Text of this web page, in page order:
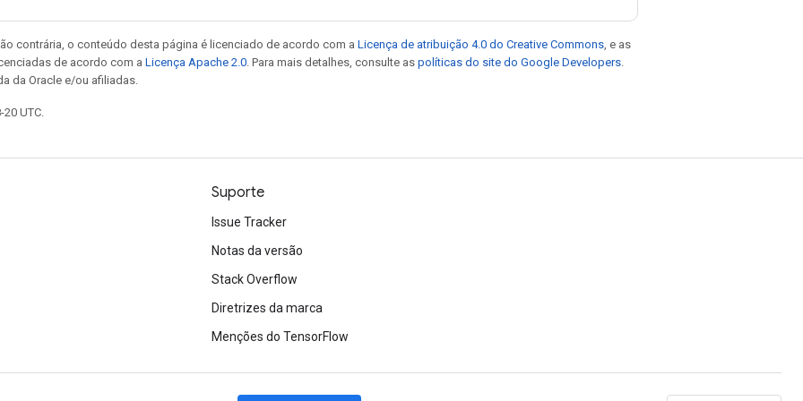
contrária, o conteúdo desta página é licenciado de acordo com a Licença de atribuição 4.0 do Creative Commons , e as
de acordo com a Licença Apache 2.0 . Para mais detalhes, consulte as políticas do site do Google Developers
da Oracle e/ou afiliadas.
UTC.
Suporte
Issue Tracker
Notas da versão
Stack Overflow
Diretrizes da marca
Menções do TensorFlow